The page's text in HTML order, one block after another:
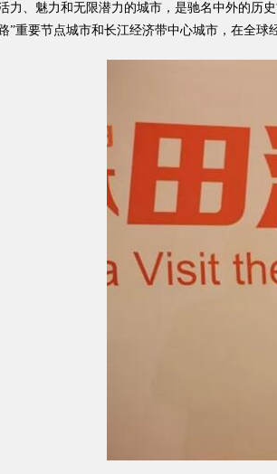
、魅力和无限潜力的城市，是驰名中外的历
”重要节点城市和长江经济带中心城市，在全球